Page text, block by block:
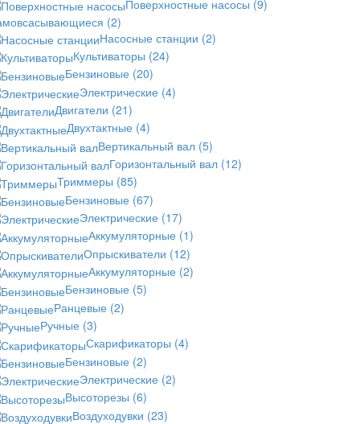
Поверхностные насосы (9)
(2)
Насосные станции (2)
Культиваторы (24)
Бензиновые (20)
Электрические (4)
Двигатели (21)
Двухтактные (4)
Вертикальный вал (5)
Горизонтальный вал (12)
Триммеры (85)
Бензиновые (67)
Электрические (17)
Аккумуляторные (1)
Опрыскиватели (12)
Аккумуляторные (2)
Бензиновые (5)
Ранцевые (2)
Ручные (3)
Скарификаторы (4)
Бензиновые (2)
Электрические (2)
Высоторезы (6)
Воздуходувки (23)